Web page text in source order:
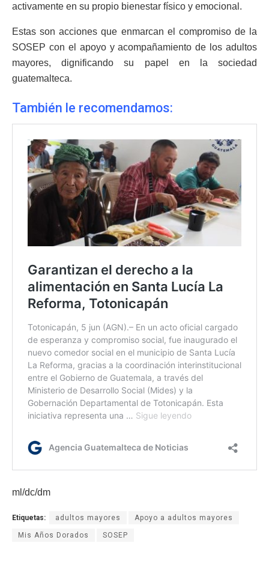
activamente en su propio bienestar físico y emocional.
Estas son acciones que enmarcan el compromiso de la
SOSEP con el apoyo y acompañamiento de los adultos
mayores, dignificando su papel en la sociedad
guatemalteca.
También le recomendamos:
ml/dc/dm
Etiquetas: adultos mayores Apoyo a adultos mayores
Mis Años Dorados SOSEP